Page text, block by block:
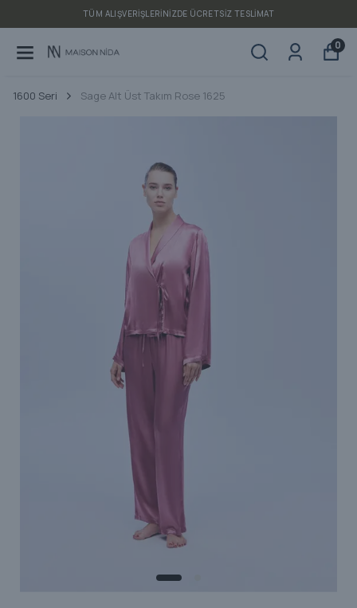
TÜM ALIŞVERIŞLERINIZDE ÜCRETSIZ TESLIMAT
0
1600 Seri Sage Alt Üst Takım Rose 1625